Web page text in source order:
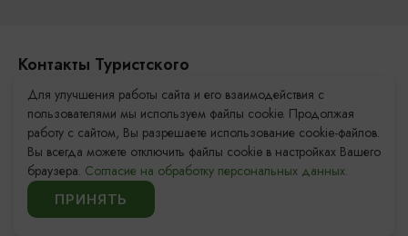
Контакты Туристского
информационного центра
+7 (4012) 555-200
8 (800) 200-55-39
info@visit-kaliningrad.ru
Для улучшения работы сайта и его взаимодействия с
пользователями мы используем файлы cookie. Продолжая
работу с сайтом, Вы разрешаете использование cookie-файлов.
Вы всегда можете отключить файлы cookie в настройках Вашего
браузера. Согласие на обработку персональных данных.
ПРИНЯТЬ